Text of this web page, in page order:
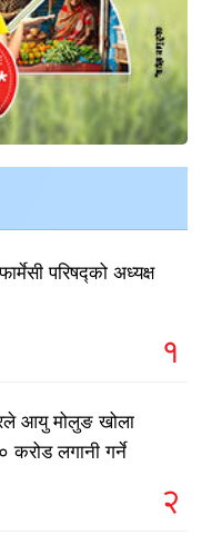
परिषद्को अध्यक्ष
१
आयु मोलुङ खोला
करोड लगानी गर्ने
२